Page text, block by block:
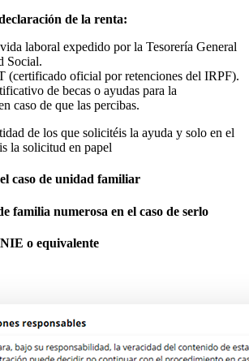
de la renta:
laboral expedido por la Tesorería General
Social.
(certificado oficial por retenciones del IRPF).
de becas o ayudas para la
caso de que las percibas.
de los que solicitéis la ayuda y solo en el
la solicitud en papel
caso de unidad familiar
familia numerosa en el caso de serlo
o equivalente